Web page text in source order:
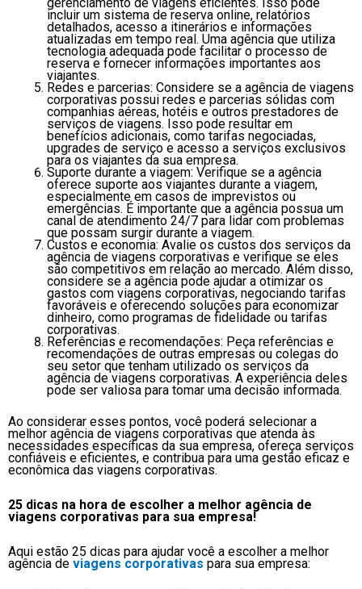
incluir um sistema de reserva online, relatórios
detalhados, acesso a itinerários e informações
atualizadas em tempo real. Uma agência que utiliza
tecnologia adequada pode facilitar o processo de
reserva e fornecer informações importantes aos
viajantes.
Redes e parcerias: Considere se a agência de viagens
corporativas possui redes e parcerias sólidas com
companhias aéreas, hotéis e outros prestadores de
serviços de viagens. Isso pode resultar em
benefícios adicionais, como tarifas negociadas,
upgrades de serviço e acesso a serviços exclusivos
para os viajantes da sua empresa.
Suporte durante a viagem: Verifique se a agência
oferece suporte aos viajantes durante a viagem,
especialmente em casos de imprevistos ou
emergências. É importante que a agência possua um
canal de atendimento 24/7 para lidar com problemas
que possam surgir durante a viagem.
Custos e economia: Avalie os custos dos serviços da
agência de viagens corporativas e verifique se eles
são competitivos em relação ao mercado. Além disso,
considere se a agência pode ajudar a otimizar os
gastos com viagens corporativas, negociando tarifas
favoráveis e oferecendo soluções para economizar
dinheiro, como programas de fidelidade ou tarifas
corporativas.
Referências e recomendações: Peça referências e
recomendações de outras empresas ou colegas do
seu setor que tenham utilizado os serviços da
agência de viagens corporativas. A experiência deles
pode ser valiosa para tomar uma decisão informada.
Ao considerar esses pontos, você poderá selecionar a
melhor agência de viagens corporativas que atenda às
necessidades específicas da sua empresa, ofereça serviços
confiáveis e eficientes, e contribua para uma gestão eficaz e
econômica das viagens corporativas.
25 dicas na hora de escolher a melhor agência de
viagens corporativas para sua empresa!
Aqui estão 25 dicas para ajudar você a escolher a melhor
agência de viagens corporativas para sua empresa: